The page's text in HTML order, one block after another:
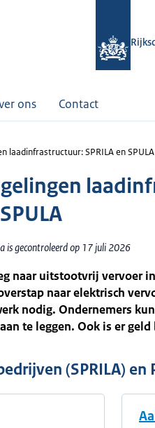
ons Contact
laadinfrastructuur: SPRILA en SPULA
is gecontroleerd op 17 juli 2026
naar uitstootvrij vervoer
naar elektrisch
nodig. Ondernemers
te leggen. Ook is er
(SPRILA)